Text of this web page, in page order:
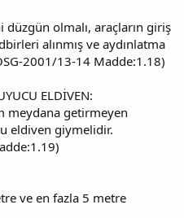
olmalı, araçların giriş
alınmış ve aydınlatma
2001/13-14 Madde:1.18)
ELDİVEN:
meydana getirmeyen
eldiven giymelidir.
ve en fazla 5 metre